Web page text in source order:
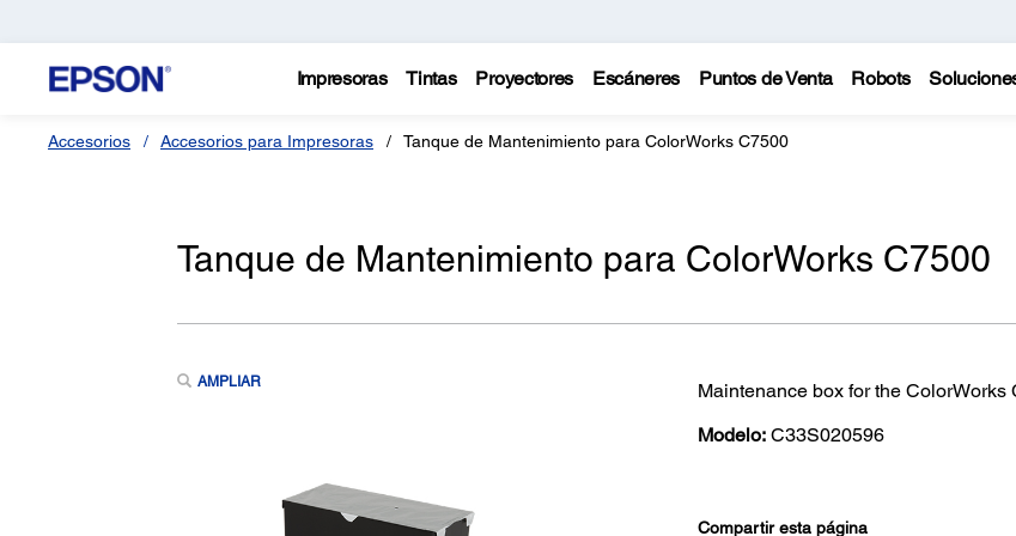
Impresoras Tintas Proyectores Escáneres Puntos de Venta Robots
Accesorios Accesorios para Impresoras Tanque de Mantenimiento para ColorWorks C7500
Tanque de Mantenimiento para ColorWorks C7500
AMPLIAR
Maintenance box for the
Modelo: C33S020596
Compartir esta página